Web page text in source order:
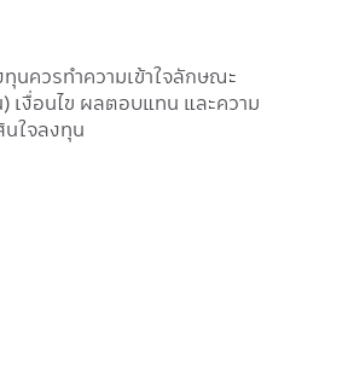
นควรทำความเข้าใจลักษณะ
เงื่อนไข ผลตอบแทน และความ
ใจลงทุน